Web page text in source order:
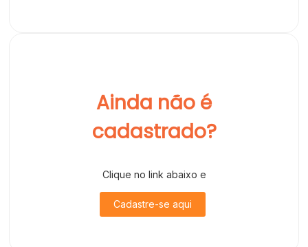
Ainda não é
cadastrado?
Clique no link abaixo e
Cadastre-se aqui